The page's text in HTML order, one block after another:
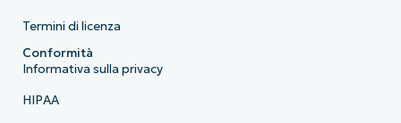
Termini di licenza
Conformità
Informativa sulla privacy
HIPAA